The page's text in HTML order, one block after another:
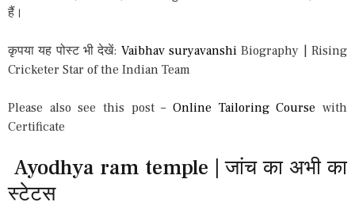
हैं।
कृपया यह पोस्ट भी देखें: Vaibhav suryavanshi Biography | Rising
Cricketer Star of the Indian Team
Please also see this post – Online Tailoring Course with
Certificate
Ayodhya ram temple | जांच का अभी का
स्टेटस